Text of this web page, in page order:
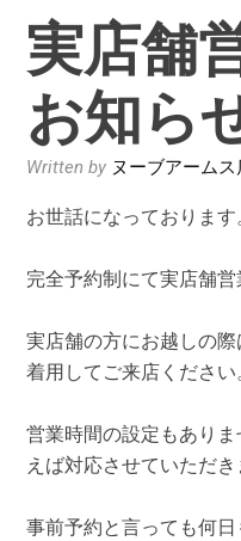
実店舗
お知ら
Written by ヌーブアーム
お世話になっております
完全予約制にて実店舗営
実店舗の方にお越しの
着用してご来店ください
営業時間の設定もあり
えば対応させていただき
事前予約と言っても何